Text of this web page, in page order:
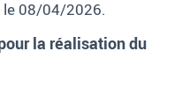
le 08/04/2026.
la réalisation du